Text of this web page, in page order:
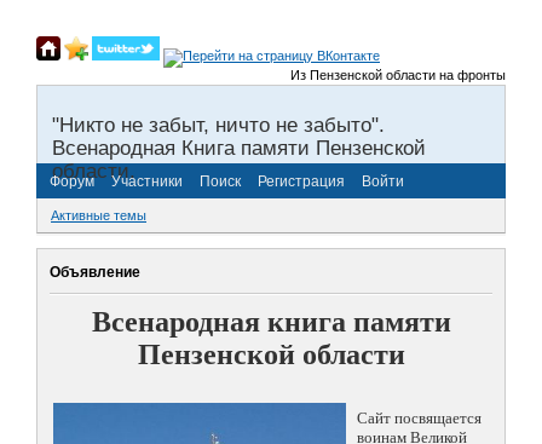
Из Пензенской области на фронты
"Никто не забыт, ничто не забыто".
Всенародная Книга памяти Пензенской
области.
Форум Участники Поиск Регистрация Войти
Активные темы
Объявление
Всенародная книга памяти
Пензенской области
Сайт посвящается
воинам Великой